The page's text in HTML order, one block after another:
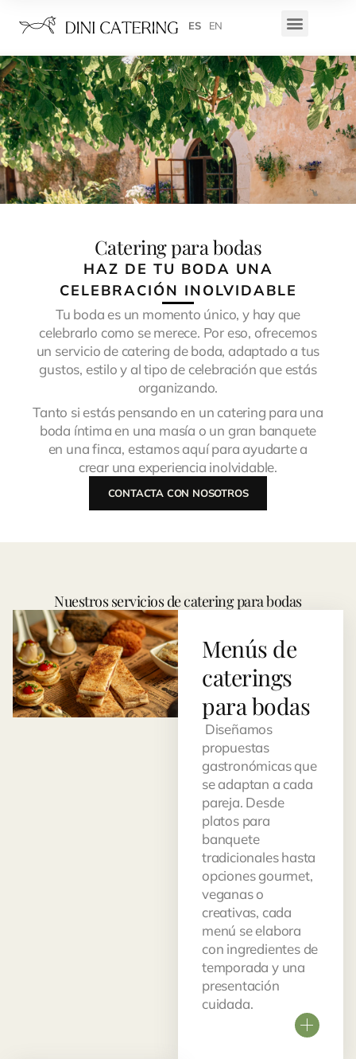
ES EN
Catering para bodas
HAZ DE TU BODA UNA
CELEBRACIÓN INOLVIDABLE
Tu boda es un momento único, y hay que
celebrarlo como se merece. Por eso, ofrecemos
un servicio de catering de boda, adaptado a tus
gustos, estilo y al tipo de celebración que estás
organizando.
Tanto si estás pensando en un catering para una
boda íntima en una masía o un gran banquete
en una finca, estamos aquí para ayudarte a
crear una experiencia inolvidable.
CONTACTA CON NOSOTROS
Nuestros servicios de catering para bodas
Menús de
caterings
para bodas
Diseñamos
propuestas
gastronómicas que
se adaptan a cada
pareja. Desde
platos para
banquete
tradicionales hasta
opciones gourmet,
veganas o
creativas, cada
menú se elabora
con ingredientes de
temporada y una
presentación
cuidada.